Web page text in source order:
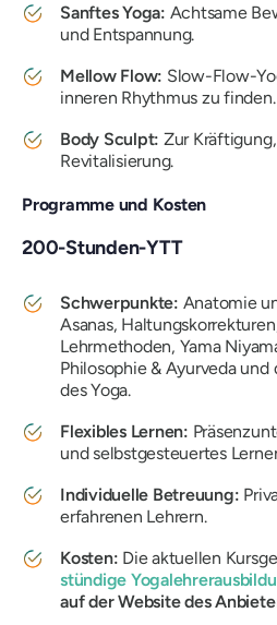
Sanftes Yoga: Achtsame
und Entspannung.
Mellow Flow: Slow-Flow-
inneren Rhythmus zu finden.
Body Sculpt: Zur
Revitalisierung.
Programme und Kosten
200-Stunden-YTT
Schwerpunkte: Anatomie
Asanas,
Lehrmethoden, Yama
Philosophie & Ayurveda
des Yoga.
Flexibles Lernen:
und selbstgesteuertes
Individuelle Betreuung:
erfahrenen Lehrern.
Kosten: Die aktuellen
stündige
auf der Website des